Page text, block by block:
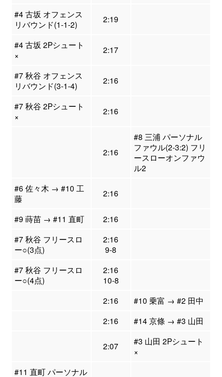
#4 古坂 オフェンス
リバウンド(1-1-2)
2:19
#4 古坂 2Pシュート
×
2:17
#7 秋谷 オフェンス
リバウンド(3-1-4)
2:16
#7 秋谷 2Pシュート
×
2:16
2:16
#8 三浦 パーソナル
ファウル(2-3:2) フリ
ースローオンファウ
ル2
#6 佐々木 → #10 工
藤
2:16
#9 蒔苗 → #11 直町
2:16
#7 秋谷 フリースロ
ー○(3点)
2:16
9-8
#7 秋谷 フリースロ
ー○(4点)
2:16
10-8
2:16
#10 乗富 → #2 田中
2:16
#14 京條 → #3 山田
2:07
#3 山田 2Pシュート
×
#11 直町 パーソナル